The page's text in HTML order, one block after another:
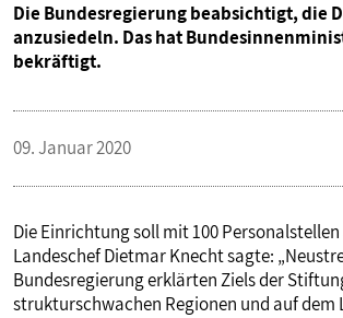
PUBLIKATIONEN
Die Bundesregierung beabsichtigt, die
anzusiedeln. Das hat
bekräftigt.
09. Januar 2020
Die Einrichtung soll mit 100
Landeschef Dietmar Knecht sagte:
Bundesregierung erklärten Ziels der
strukturschwachen Regionen und auf dem